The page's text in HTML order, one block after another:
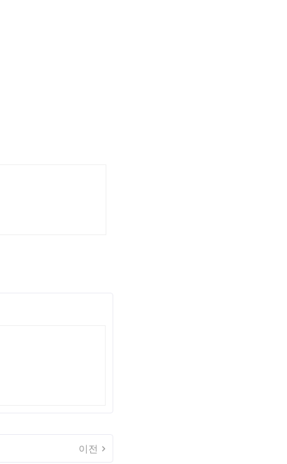
이전